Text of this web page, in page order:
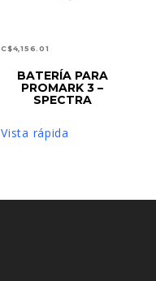
C$4,156.01
AÑADIR AL CARRITO
BATERÍA PARA
PROMARK 3 –
SPECTRA
Vista rápida